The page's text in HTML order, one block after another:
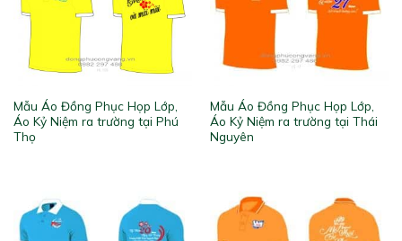
Mẫu Áo Đồng Phục Họp Lớp,
Áo Kỷ Niệm ra trường tại Phú
Thọ
Mẫu Áo Đồng Phục Họp Lớp,
Áo Kỷ Niệm ra trường tại Thái
Nguyên